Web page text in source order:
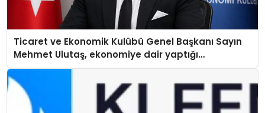
Ticaret ve Ekonomik Kulübü Genel Başkanı Sayın
Mehmet Ulutaş, ekonomiye dair yaptığı
açıklamada şunları kaydetti: